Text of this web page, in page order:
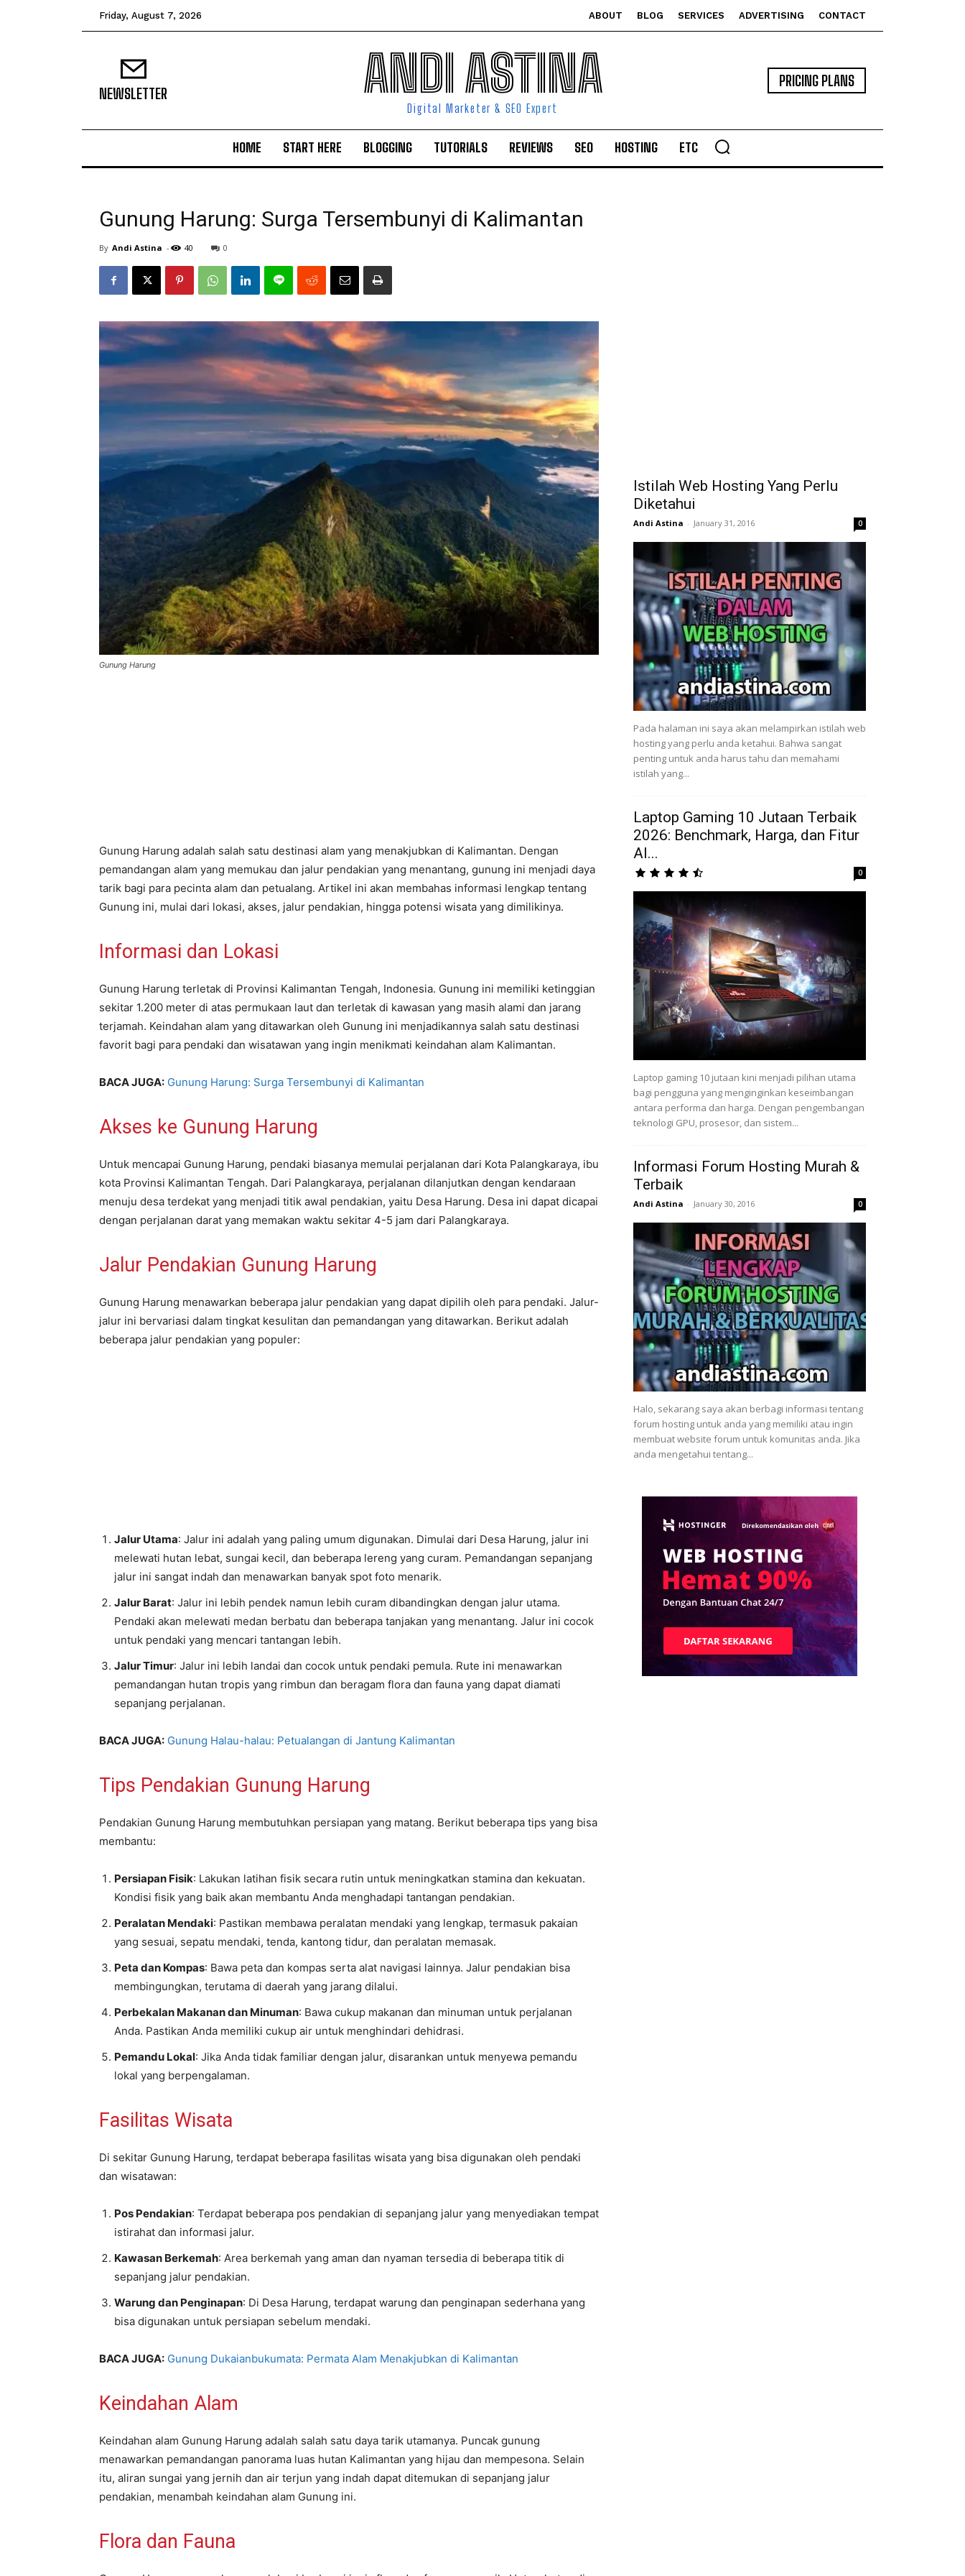
Friday, August 7, 2026 ABOUT BLOG SERVICES ADVERTISING CONTACT
NEWSLETTER ANDI ASTINA
Digital Marketer & SEO Expert
PRICING PLANS
HOME START HERE BLOGGING TUTORIALS REVIEWS SEO HOSTING ETC
Gunung Harung: Surga Tersembunyi di Kalimantan
By Andi Astina - 40 0
Gunung Harung
Gunung Harung adalah salah satu destinasi alam yang menakjubkan di Kalimantan. Dengan
pemandangan alam yang memukau dan jalur pendakian yang menantang, gunung ini menjadi daya
tarik bagi para pecinta alam dan petualang. Artikel ini akan membahas informasi lengkap tentang
Gunung ini, mulai dari lokasi, akses, jalur pendakian, hingga potensi wisata yang dimilikinya.
Informasi dan Lokasi
Gunung Harung terletak di Provinsi Kalimantan Tengah, Indonesia. Gunung ini memiliki ketinggian
sekitar 1.200 meter di atas permukaan laut dan terletak di kawasan yang masih alami dan jarang
terjamah. Keindahan alam yang ditawarkan oleh Gunung ini menjadikannya salah satu destinasi
favorit bagi para pendaki dan wisatawan yang ingin menikmati keindahan alam Kalimantan.
BACA JUGA: Gunung Harung: Surga Tersembunyi di Kalimantan
Akses ke Gunung Harung
Untuk mencapai Gunung Harung, pendaki biasanya memulai perjalanan dari Kota Palangkaraya, ibu
kota Provinsi Kalimantan Tengah. Dari Palangkaraya, perjalanan dilanjutkan dengan kendaraan
menuju desa terdekat yang menjadi titik awal pendakian, yaitu Desa Harung. Desa ini dapat dicapai
dengan perjalanan darat yang memakan waktu sekitar 4-5 jam dari Palangkaraya.
Jalur Pendakian Gunung Harung
Gunung Harung menawarkan beberapa jalur pendakian yang dapat dipilih oleh para pendaki. Jalur-
jalur ini bervariasi dalam tingkat kesulitan dan pemandangan yang ditawarkan. Berikut adalah
beberapa jalur pendakian yang populer:
Jalur Utama: Jalur ini adalah yang paling umum digunakan. Dimulai dari Desa Harung, jalur ini
melewati hutan lebat, sungai kecil, dan beberapa lereng yang curam. Pemandangan sepanjang
jalur ini sangat indah dan menawarkan banyak spot foto menarik.
Jalur Barat: Jalur ini lebih pendek namun lebih curam dibandingkan dengan jalur utama.
Pendaki akan melewati medan berbatu dan beberapa tanjakan yang menantang. Jalur ini cocok
untuk pendaki yang mencari tantangan lebih.
Jalur Timur: Jalur ini lebih landai dan cocok untuk pendaki pemula. Rute ini menawarkan
pemandangan hutan tropis yang rimbun dan beragam flora dan fauna yang dapat diamati
sepanjang perjalanan.
BACA JUGA: Gunung Halau-halau: Petualangan di Jantung Kalimantan
Tips Pendakian Gunung Harung
Pendakian Gunung Harung membutuhkan persiapan yang matang. Berikut beberapa tips yang bisa
membantu:
Persiapan Fisik: Lakukan latihan fisik secara rutin untuk meningkatkan stamina dan kekuatan.
Kondisi fisik yang baik akan membantu Anda menghadapi tantangan pendakian.
Peralatan Mendaki: Pastikan membawa peralatan mendaki yang lengkap, termasuk pakaian
yang sesuai, sepatu mendaki, tenda, kantong tidur, dan peralatan memasak.
Peta dan Kompas: Bawa peta dan kompas serta alat navigasi lainnya. Jalur pendakian bisa
membingungkan, terutama di daerah yang jarang dilalui.
Perbekalan Makanan dan Minuman: Bawa cukup makanan dan minuman untuk perjalanan
Anda. Pastikan Anda memiliki cukup air untuk menghindari dehidrasi.
Pemandu Lokal: Jika Anda tidak familiar dengan jalur, disarankan untuk menyewa pemandu
lokal yang berpengalaman.
Fasilitas Wisata
Di sekitar Gunung Harung, terdapat beberapa fasilitas wisata yang bisa digunakan oleh pendaki
dan wisatawan:
Pos Pendakian: Terdapat beberapa pos pendakian di sepanjang jalur yang menyediakan tempat
istirahat dan informasi jalur.
Kawasan Berkemah: Area berkemah yang aman dan nyaman tersedia di beberapa titik di
sepanjang jalur pendakian.
Warung dan Penginapan: Di Desa Harung, terdapat warung dan penginapan sederhana yang
bisa digunakan untuk persiapan sebelum mendaki.
BACA JUGA: Gunung Dukaianbukumata: Permata Alam Menakjubkan di Kalimantan
Keindahan Alam
Keindahan alam Gunung Harung adalah salah satu daya tarik utamanya. Puncak gunung
menawarkan pemandangan panorama luas hutan Kalimantan yang hijau dan mempesona. Selain
itu, aliran sungai yang jernih dan air terjun yang indah dapat ditemukan di sepanjang jalur
pendakian, menambah keindahan alam Gunung ini.
Flora dan Fauna
Istilah Web Hosting Yang Perlu
Diketahui
Andi Astina - January 31, 2016 0
Pada halaman ini saya akan melampirkan istilah web
hosting yang perlu anda ketahui. Bahwa sangat
penting untuk anda harus tahu dan memahami
istilah yang...
Laptop Gaming 10 Jutaan Terbaik
2026: Benchmark, Harga, dan Fitur
AI...
0
Laptop gaming 10 jutaan kini menjadi pilihan utama
bagi pengguna yang menginginkan keseimbangan
antara performa dan harga. Dengan pengembangan
teknologi GPU, prosesor, dan sistem...
Informasi Forum Hosting Murah &
Terbaik
Andi Astina - January 30, 2016 0
Halo, sekarang saya akan berbagi informasi tentang
forum hosting untuk anda yang memiliki atau ingin
membuat website forum untuk komunitas anda. Jika
anda mengetahui tentang...